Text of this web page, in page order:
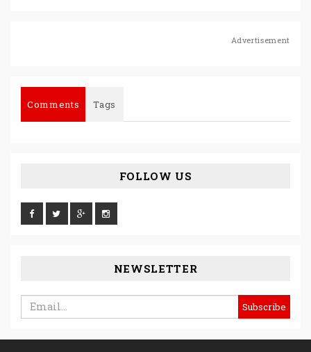
Advertisement
Comments Tags
FOLLOW US
NEWSLETTER